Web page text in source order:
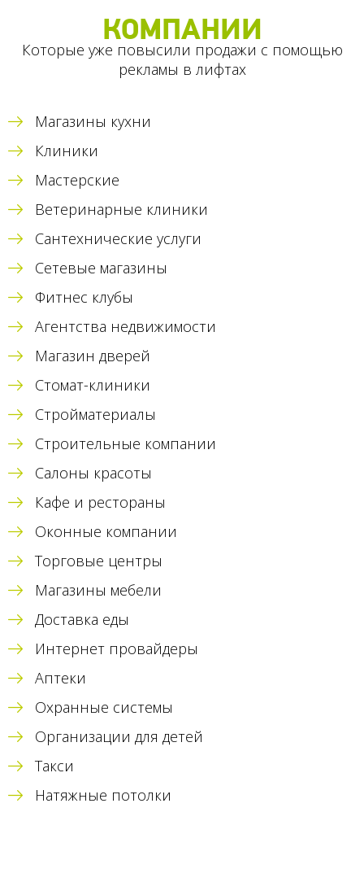
КОМПАНИИ
Которые уже повысили продажи с помощью
рекламы в лифтах
Магазины кухни
Клиники
Мастерские
Ветеринарные клиники
Сантехнические услуги
Сетевые магазины
Фитнес клубы
Агентства недвижимости
Магазин дверей
Стомат-клиники
Стройматериалы
Строительные компании
Салоны красоты
Кафе и рестораны
Оконные компании
Торговые центры
Магазины мебели
Доставка еды
Интернет провайдеры
Аптеки
Охранные системы
Организации для детей
Такси
Натяжные потолки